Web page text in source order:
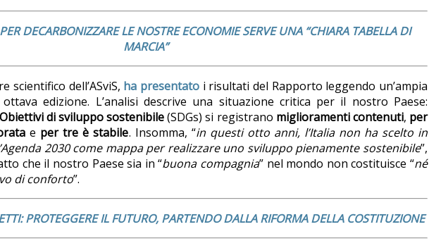
DECARBONIZZARE LE NOSTRE ECONOMIE SERVE UNA “CHIARA TABELLA DI
MARCIA”
scientifico dell’ASviS, ha presentato i risultati del Rapporto leggendo un’ampia
edizione. L’analisi descrive una situazione critica per il nostro Paese:
di sviluppo sostenibile(SDGs) si registrano miglioramenti contenuti, per
e per tre è stabile. Insomma, “in questi otto anni, l’Italia non ha scelto in
2030 come mappa per realizzare uno sviluppo pienamente sostenibile”,
che il nostro Paese sia in “buona compagnia” nel mondo non costituisce “né
di conforto”.
PROTEGGERE IL FUTURO, PARTENDO DALLA RIFORMA DELLA COSTITUZIONE